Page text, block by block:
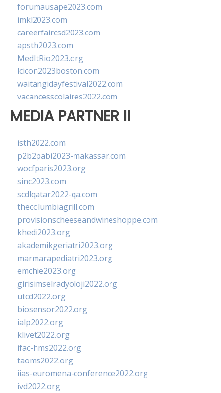
forumausape2023.com
imkl2023.com
careerfaircsd2023.com
apsth2023.com
MedItRio2023.org
lcicon2023boston.com
waitangidayfestival2022.com
vacancesscolaires2022.com
MEDIA PARTNER II
isth2022.com
p2b2pabi2023-makassar.com
wocfparis2023.org
sinc2023.com
scdlqatar2022-qa.com
thecolumbiagrill.com
provisionscheeseandwineshoppe.com
khedi2023.org
akademikgeriatri2023.org
marmarapediatri2023.org
emchie2023.org
girisimselradyoloji2022.org
utcd2022.org
biosensor2022.org
ialp2022.org
klivet2022.org
ifac-hms2022.org
taoms2022.org
iias-euromena-conference2022.org
ivd2022.org